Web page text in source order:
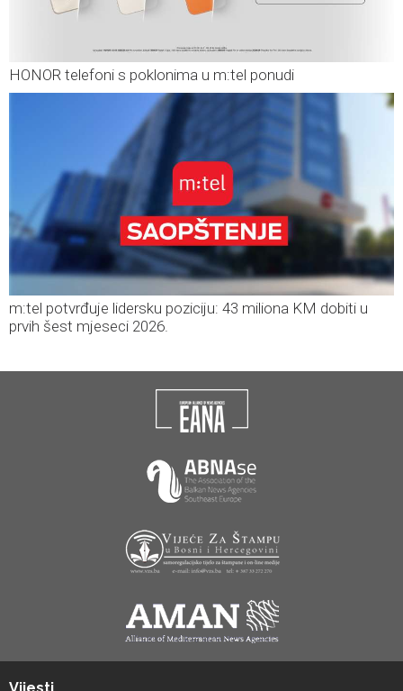
HONOR telefoni s poklonima u m:tel ponudi
m:tel potvrđuje lidersku poziciju: 43 miliona KM dobiti u
prvih šest mjeseci 2026.